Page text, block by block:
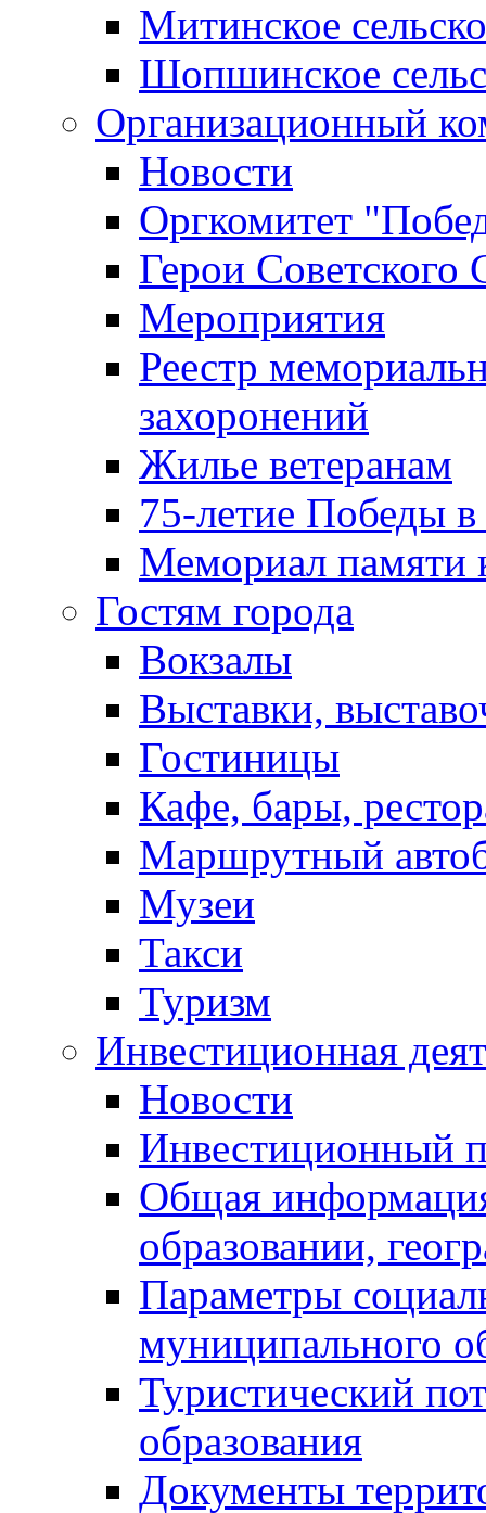
Митинское
Шопшинское
Организационный
Новости
Оргкомитет
Герои Советского
Мероприятия
Реестр
захоронений
Жилье ветеранам
75-летие Победы
Мемориал памяти
Гостям города
Вокзалы
Выставки,
Гостиницы
Кафе, бары,
Маршрутный
Музеи
Такси
Туризм
Инвестиционная
Новости
Инвестиционный
Общая
образовании,
Параметры
муниципального
Туристический
образования
Документы